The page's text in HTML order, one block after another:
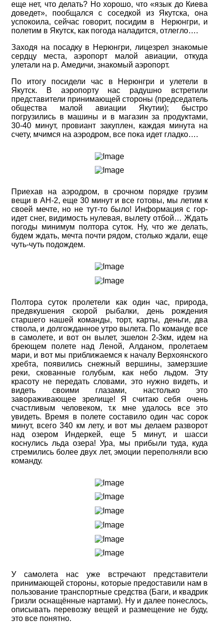
еще нет, что делать? Но хорошо, что «язык до Киева
доведет», пообщался с соседкой из Якутска, она
успокоила, сейчас говорит, посидим в Нерюнгри, и
полетим в Якутск, как погода наладится, отлегло….
Заходя на посадку в Нерюнгри, лицезрел знакомые
сердцу места, аэропорт малой авиации, откуда
улетали на р. Амедичи, знакомый аэропорт.
По итогу посидели час в Нерюнгри и улетели в
Якутск. В аэропорту нас радушно встретили
представители принимающей стороны (председатель
общества малой авиации Якутии); быстро
погрузились в машины и в магазин за продуктами,
30-40 минут, провиант закуплен, каждая минута на
счету, мчимся на аэродром, все пока идет гладко….
Приехав на аэродром, в срочном порядке грузим
вещи в АН-2, еще 30 минут и все готовы, мы летим к
своей мечте, но не тут-то было! Информация с гор-
идет снег, видимость нулевая, вылету отбой… Ждать
погоды минимум полтора суток. Ну, что же делать,
будем ждать, мечта почти рядом, столько ждали, еще
чуть-чуть подождем.
Полтора суток пролетели как один час, природа,
предвкушения скорой рыбалки, день рождения
старшего нашей команды, торт, карты, деньги, два
ствола, и долгожданное утро вылета. По команде все
в самолете, и вот он вылет, эшелон 2-3км, идем на
бреющем полете над Леной, Алданом, пролетаем
мари, и вот мы приближаемся к началу Верхоянского
хребта, появились снежный вершины, замерзшие
реки, скованные голубым, как небо льдом. Эту
красоту не передать словами, это нужно видеть, и
видеть своими глазами, настолько это
завораживающее зрелище! Я считаю себя очень
счастливым человеком, т.к мне удалось все это
увидеть. Время в полете составило один час сорок
минут, всего 340 км лету, и вот мы делаем разворот
над озером Индеркей, еще 5 минут, и шасси
коснулись льда озера! Ура, мы прибыли туда, куда
стремились более двух лет, эмоции переполняли всю
команду.
У самолета нас уже встречают представители
принимающей стороны, которые предоставили нам в
пользование транспортные средства (Баги, и квадрик
Гризли оснащённые нартами). Ну и далее понеслось,
описывать перевозку вещей и размещение не буду,
это все понятно.